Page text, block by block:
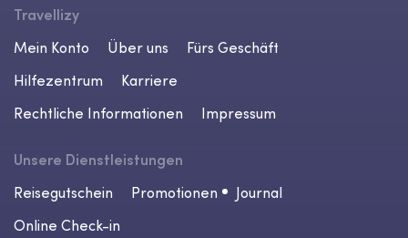
Travellizy
Mein Konto
Über uns
Fürs Geschäft
Hilfezentrum
Karriere
Rechtliche Informationen
Impressum
Unsere Dienstleistungen
Reisegutschein
Promotionen
Journal
Online Check-in